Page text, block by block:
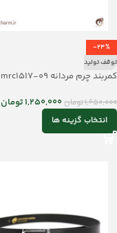
-24%
توقف تولید
کمربند چرم مردانه mrc1517-09
1,650,000تومان1,250,000تومان
انتخاب گزینه ها